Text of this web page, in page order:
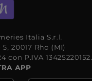
Italia S.r.l.
20017 Rho (MI)
con P.IVA 13425220152.
APP